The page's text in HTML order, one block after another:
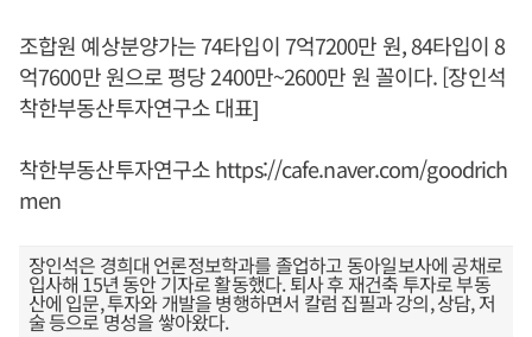
조합원 예상분양가는 74타입이 7억7200만 원, 84타입이 8
억7600만 원으로 평당 2400만~2600만 원 꼴이다. [장인석
착한부동산투자연구소 대표]
착한부동산투자연구소 https://cafe.naver.com/goodrich
men
장인석은 경희대 언론정보학과를 졸업하고 동아일보사에 공채로
입사해 15년 동안 기자로 활동했다. 퇴사 후 재건축 투자로 부동
산에 입문, 투자와 개발을 병행하면서 칼럼 집필과 강의, 상담, 저
술 등으로 명성을 쌓아왔다.